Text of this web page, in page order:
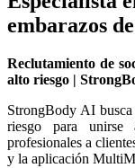
embarazos
Reclutamiento de
alto riesgo |
StrongBody AI busca
riesgo para unirse
profesionales a
y la aplicación